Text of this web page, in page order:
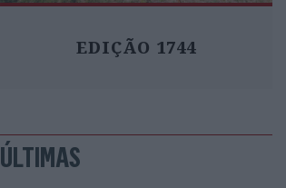
EDIÇÃO 1744
ÚLTIMAS